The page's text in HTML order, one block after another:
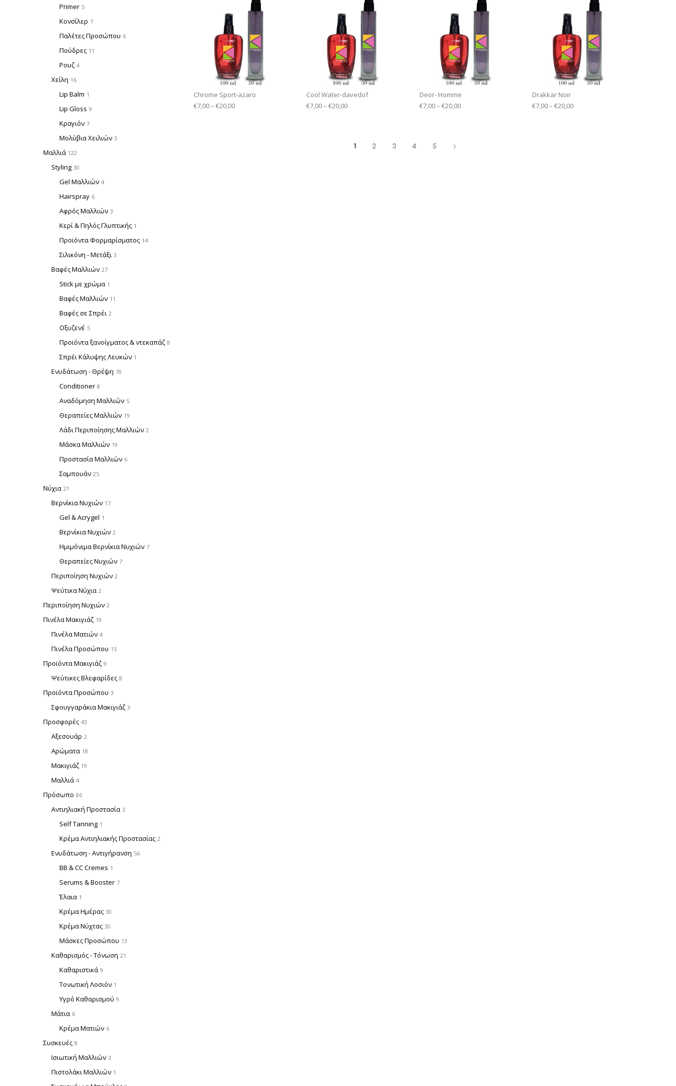
Primer 5
Κονσίλερ 7
Παλέτες Προσώπου 6
Πούδρες 11
Ρουζ 4
Χείλη 16
Lip Balm 1
Lip Gloss 9
Κραγιόν 7
Μολύβια Χειλιών 3
Μαλλιά 122
Styling 30
Gel Μαλλιών 4
Hairspray 6
Αφρός Μαλλιών 3
Κερί & Πηλός Γλυπτικής 1
Προϊόντα Φορμαρίσματος 14
Σιλικόνη - Μετάξι 3
Βαφές Μαλλιών 27
Stick με χρώμα 1
Βαφές Μαλλιών 11
Βαφές σε Σπρέι 2
Οξυζενέ 5
Προϊόντα ξανοίγματος & ντεκαπάζ 8
Σπρέι Κάλυψης Λευκών 1
Ενυδάτωση - Θρέψη 70
Conditioner 8
Αναδόμηση Μαλλιών 5
Θεραπείες Μαλλιών 19
Λάδι Περιποίησης Μαλλιών 2
Μάσκα Μαλλιών 19
Προστασία Μαλλιών 6
Σαμπουάν 25
Νύχια 21
Βερνίκια Νυχιών 17
Gel & Acrygel 1
Βερνίκια Νυχιών 2
Ημιμόνιμα Βερνίκια Νυχιών 7
Θεραπείες Νυχιών 7
Περιποίηση Νυχιών 2
Ψεύτικα Νύχια 2
Περιποίηση Νυχιών 2
Πινέλα Μακιγιάζ 19
Πινέλα Ματιών 4
Πινέλα Προσώπου 15
Προϊόντα Μακιγιάζ 9
Ψεύτικες Βλεφαρίδες 8
Προϊόντα Προσώπου 3
Σφουγγαράκια Μακιγιάζ 3
Προσφορές 43
Αξεσουάρ 2
Αρώματα 18
Μακιγιάζ 19
Μαλλιά 4
Πρόσωπο 86
Αντιηλιακή Προστασία 3
Self Tanning 1
Κρέμα Αντιηλιακής Προστασίας 2
Ενυδάτωση - Αντιγήρανση 56
BB & CC Cremes 1
Serums & Booster 7
Έλαια 1
Κρέμα Ημέρας 30
Κρέμα Νύχτας 30
Μάσκες Προσώπου 13
Καθαρισμός - Τόνωση 21
Καθαριστικά 9
Τονωτική Λοσιόν 1
Υγρό Καθαρισμού 9
Μάτια 6
Κρέμα Ματιών 6
Συσκευές 8
Ισιωτική Μαλλιών 3
Πιστολάκι Μαλλιών 1
Chrome Sport-azaro
€7,00– €20,00
Cool Water-davedof
€7,00–€20,00
Deor- Homme
€7,00– €20,00
Drakkar Noir
€7,00– €20,00
1 2 3 4 5